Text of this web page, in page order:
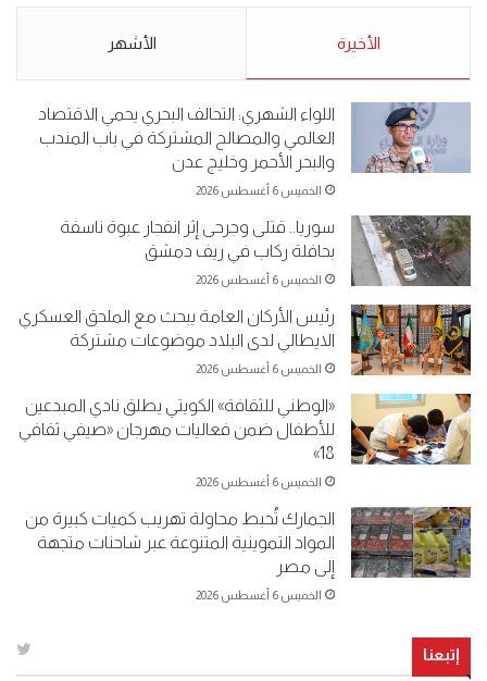
5-2019.
نبيع مخدرات يعني ولا خمر؟!.
الأخيرة الأشهر
اللواء الشهري: التحالف البحري يحمي الاقتصاد
العالمي والمصالح المشتركة في باب المندب
والبحر الأحمر وخليج عدن
الخميس 6 أغسطس 2026
سوريا.. قتلى وجرحى إثر انفجار عبوة ناسفة
بحافلة ركاب في ريف دمشق
الخميس 6 أغسطس 2026
رئيس الأركان العامة يبحث مع الملحق العسكري
الايطالي لدى البلاد موضوعات مشتركة
الخميس 6 أغسطس 2026
«الوطني للثقافة» الكويتي يطلق نادي المبدعين
للأطفال ضمن فعاليات مهرجان «صيفي ثقافي
18»
الخميس 6 أغسطس 2026
الجمارك تُحبط محاولة تهريب كميات كبيرة من
المواد التموينية المتنوعة عبر شاحنات متجهة
إلى مصر
الخميس 6 أغسطس 2026
إتبعنا